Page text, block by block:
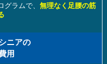
ラムで、 無理なく足腰の筋
ニアの
用